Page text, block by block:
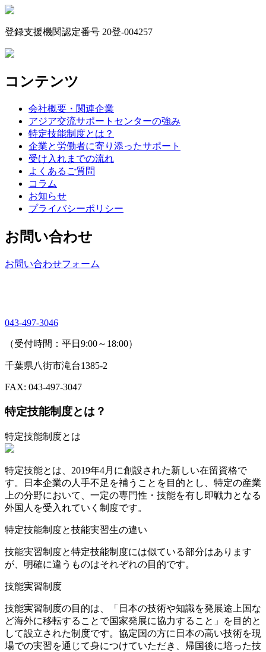
登録支援機関認定番号 20登-004257
コンテンツ
会社概要・関連企業
アジア交流サポートセンターの強み
特定技能制度とは？
企業と労働者に寄り添ったサポート
受け入れまでの流れ
よくあるご質問
コラム
お知らせ
プライバシーポリシー
お問い合わせ
お問い合わせフォーム
043-497-3046
（受付時間：平日9:00～18:00）
千葉県八街市滝台1385-2
FAX: 043-497-3047
特定技能制度とは？
特定技能制度とは
特定技能とは、2019年4月に創設された新しい在留資格で
す。日本企業の人手不足を補うことを目的とし、特定の産業
上の分野において、一定の専門性・技能を有し即戦力となる
外国人を受入れていく制度です。
特定技能制度と技能実習生の違い
技能実習制度と特定技能制度には似ている部分はあります
が、明確に違うものはそれぞれの目的です。
技能実習制度
技能実習制度の目的は、「日本の技術や知識を発展途上国な
ど海外に移転することで国家発展に協力すること」を目的と
して設立された制度です。協定国の方に日本の高い技術を現
場での実習を通じて身につけていただき、帰国後に培った技